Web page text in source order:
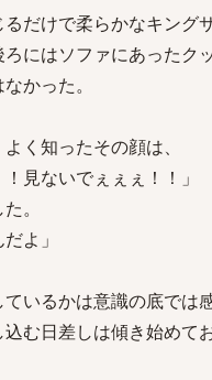
だけで柔らかなキング
にはソファにあったク
かった。
く知ったその顔は、
見ないでぇぇぇ！！」
。
よ」
いるかは意識の底では
む日差しは傾き始めて